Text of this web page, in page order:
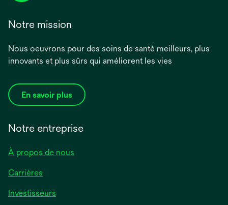
Notre mission
Nous oeuvrons pour des soins de santé meilleurs, plus
innovants et plus sûrs qui améliorent les vies
En savoir plus
Notre entreprise
À propos de nous
Carrières
Investisseurs